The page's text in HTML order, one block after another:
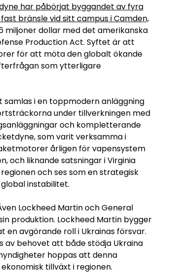
har påbörjat byggandet av fyra
bränsle vid sitt campus i Camden,
miljoner dollar med det amerikanska
Production Act. Syftet är att
för att möta den globalt ökande
som ytterligare
i en toppmodern anläggning
under tillverkningen med
och kompletterande
som varit verksamma i
årligen för vapensystem
och liknande satsningar i Virginia
och ses som en strategisk
instabilitet.
Lockheed Martin och General
produktion. Lockheed Martin bygger
en avgörande roll i Ukrainas försvar.
av behovet att både stödja Ukraina
hoppas att denna
tillväxt i regionen.